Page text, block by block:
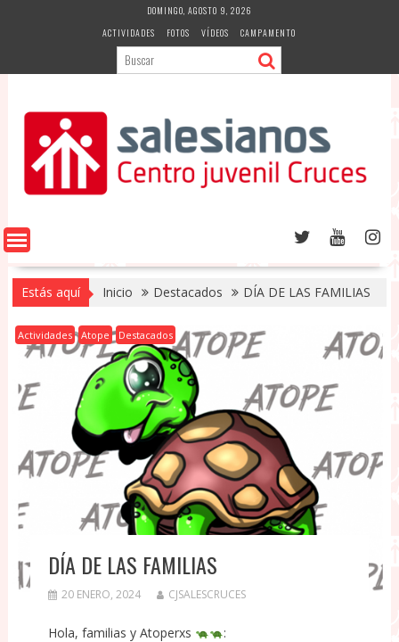
DOMINGO, AGOSTO 9, 2026
ACTIVIDADES
FOTOS VÍDEOS CAMPAMENTO
Estás aquí Inicio Destacados DÍA DE LAS FAMILIAS
Actividades Atope Destacados
DÍA DE LAS FAMILIAS
20 ENERO, 2024 CJSALESCRUCES
Hola, familias y Atoperxs
: